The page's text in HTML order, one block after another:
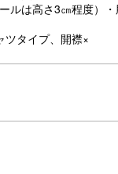
ルは高さ3㎝程度）
ツタイプ、開襟×